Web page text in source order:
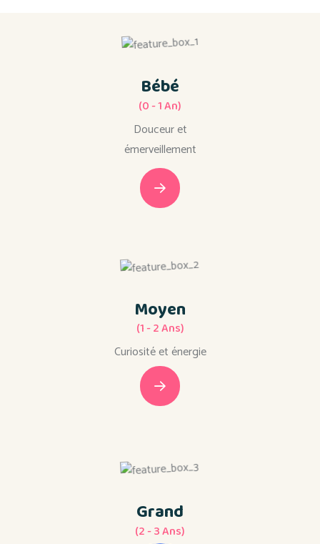
Bébé
(0 - 1 An)
Douceur et
émerveillement
Moyen
(1 - 2 Ans)
Curiosité et énergie
Grand
(2 - 3 Ans)